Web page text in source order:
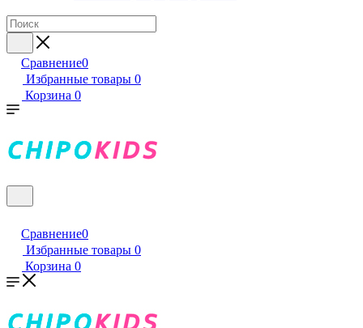
Сравнение0
Избранные товары 0
Корзина 0
Сравнение0
Избранные товары 0
Корзина 0